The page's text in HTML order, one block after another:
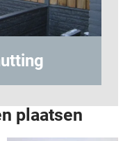
plaatsen